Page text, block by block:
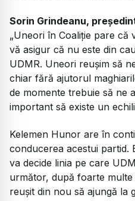
Sorin Grindeanu,
„Uneori în Coaliție pare că
vă asigur că nu este din
UDMR. Uneori reușim să
chiar fără ajutorul
de momente trebuie să ne
important să existe un
Kelemen Hunor are în
conducerea acestui partid.
va decide linia pe care
următor, după foarte
reușit din nou să ajungă la